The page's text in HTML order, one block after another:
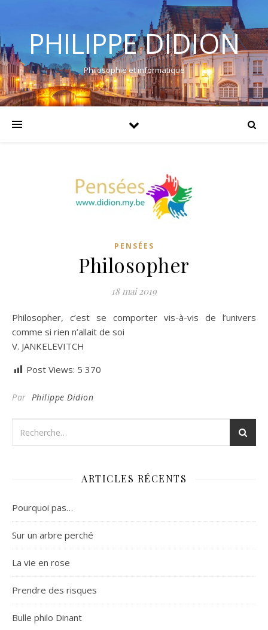
PHILIPPE DIDION
Philosophie et informatique
PENSÉES
Philosopher
18 mai 2019
Philosopher, c’est se comporter vis-à-vis de l’univers
comme si rien n’allait de soi
V. JANKELEVITCH
Post Views: 5 370
Par Philippe Didion
ARTICLES RÉCENTS
Pourquoi pas…
Sur un arbre perché
La vie en rose
Prendre des risques
Bulle philo Dinant